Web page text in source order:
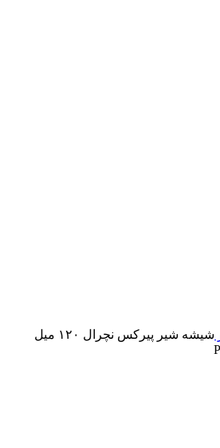
شیشه شیر پیرکس نچرال ۱۲۰ میل